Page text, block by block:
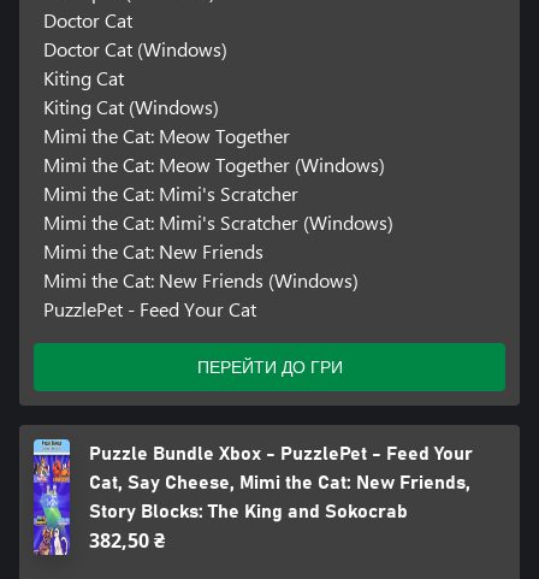
Doctor Cat
Doctor Cat (Windows)
Kiting Cat
Kiting Cat (Windows)
Mimi the Cat: Meow Together
Mimi the Cat: Meow Together (Windows)
Mimi the Cat: Mimi's Scratcher
Mimi the Cat: Mimi's Scratcher (Windows)
Mimi the Cat: New Friends
Mimi the Cat: New Friends (Windows)
PuzzlePet - Feed Your Cat
ПЕРЕЙТИ ДО ГРИ
Puzzle Bundle Xbox - PuzzlePet - Feed Your
Cat, Say Cheese, Mimi the Cat: New Friends,
Story Blocks: The King and Sokocrab
382,50 ₴